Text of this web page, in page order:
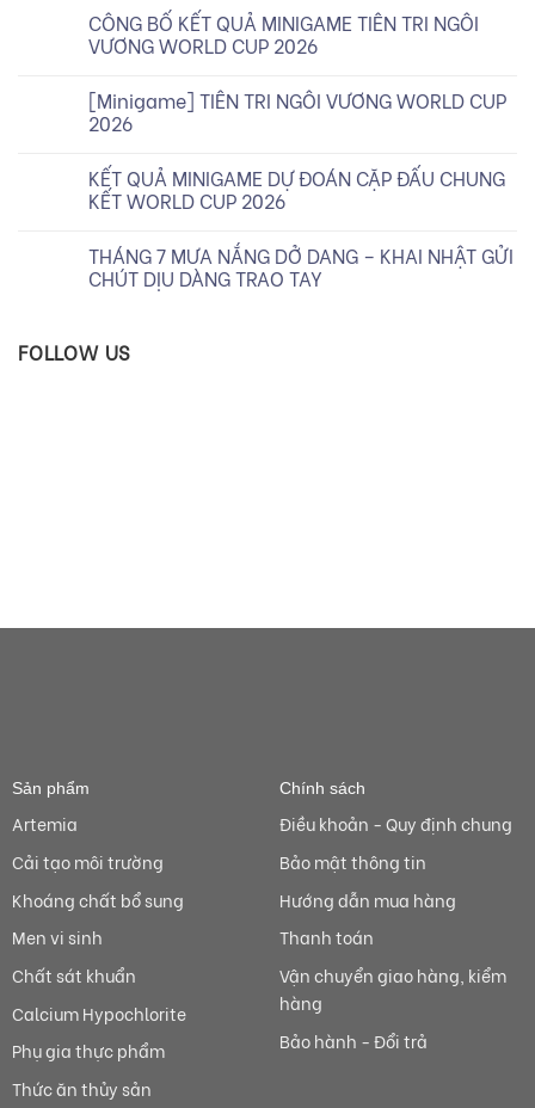
CÔNG BỐ KẾT QUẢ MINIGAME TIÊN TRI NGÔI
VƯƠNG WORLD CUP 2026
[Minigame] TIÊN TRI NGÔI VƯƠNG WORLD CUP
2026
KẾT QUẢ MINIGAME DỰ ĐOÁN CẶP ĐẤU CHUNG
KẾT WORLD CUP 2026
THÁNG 7 MƯA NẮNG DỞ DANG – KHAI NHẬT GỬI
CHÚT DỊU DÀNG TRAO TAY
FOLLOW US
Sản phẩm
Artemia
Cải tạo môi trường
Khoáng chất bổ sung
Men vi sinh
Chất sát khuẩn
Calcium Hypochlorite
Phụ gia thực phẩm
Thức ăn thủy sản
Chính sách
Điều khoản - Quy định chung
Bảo mật thông tin
Hướng dẫn mua hàng
Thanh toán
Vận chuyển giao hàng, kiểm
hàng
Bảo hành - Đổi trả